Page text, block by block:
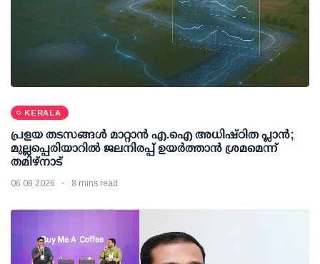
KERALA
പ്രളയ തടസങ്ങള്‍ മാറ്റാന്‍ എ.ഐ അധിഷ്ഠിത പ്ലാന്‍;
മുല്ലപ്പെരിയാറില്‍ ജലനിരപ്പ് ഉയര്‍ത്താന്‍ ശ്രമമെന്ന്
തമിഴ്നാട്
06 08 2026 8 mins read